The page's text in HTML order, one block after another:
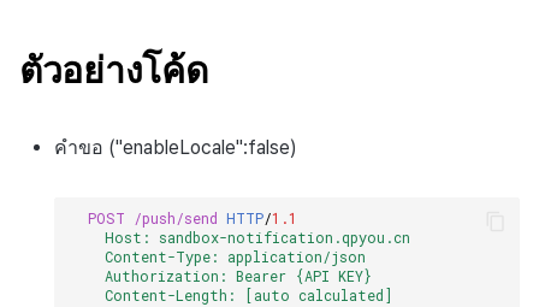
ตัวอย่างโค้ด
คำขอ ("enableLocale":false)
POST /push/send HTTP/1.1
Host: sandbox-notification.qpyou.cn
Content-Type: application/json
Authorization: Bearer {API KEY}
Content-Length: [auto calculated]